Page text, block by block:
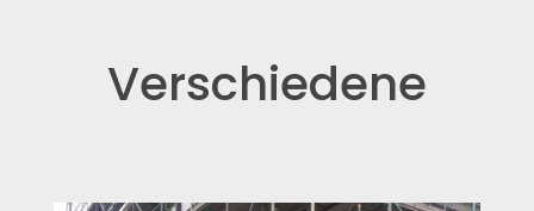
Verschiedene